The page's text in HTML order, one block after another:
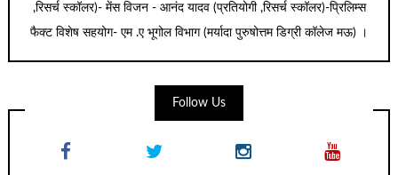
,रिसर्च स्कॉलर)- मेंस विजन - आनंद यादव (प्रतियोगी ,रिसर्च स्कॉलर)-प्रिलिम्स
फैक्ट विशेष सहयोग- एम .ए भूगोल विभाग (मर्यादा पुरुषोत्तम डिग्री कॉलेज मऊ) ।
Follow Us